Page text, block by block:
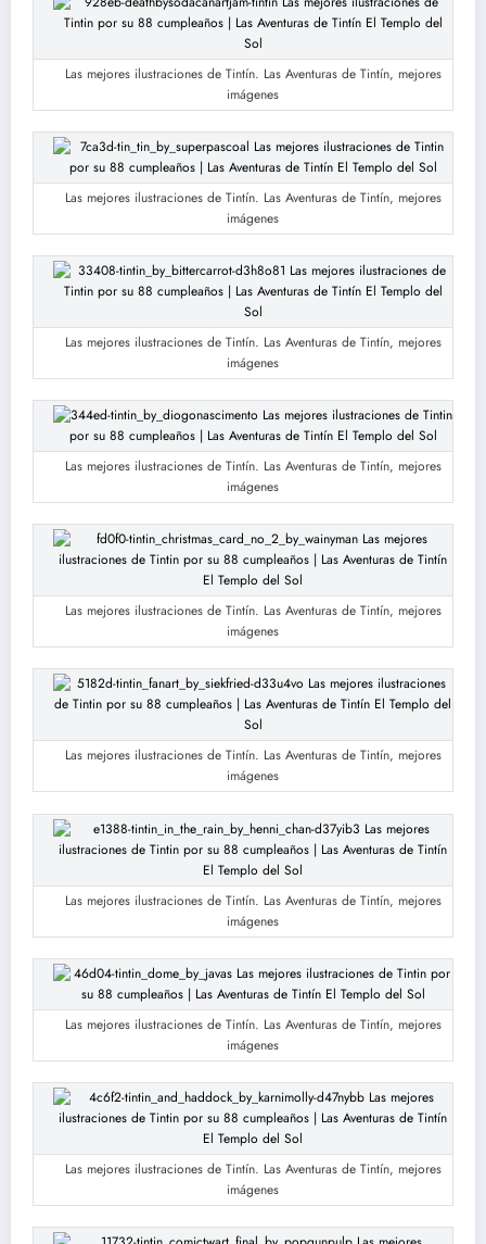
Las mejores ilustraciones de Tintín. Las Aventuras de Tintín, mejores
imágenes
Las mejores ilustraciones de Tintín. Las Aventuras de Tintín, mejores
imágenes
Las mejores ilustraciones de Tintín. Las Aventuras de Tintín, mejores
imágenes
Las mejores ilustraciones de Tintín. Las Aventuras de Tintín, mejores
imágenes
Las mejores ilustraciones de Tintín. Las Aventuras de Tintín, mejores
imágenes
Las mejores ilustraciones de Tintín. Las Aventuras de Tintín, mejores
imágenes
Las mejores ilustraciones de Tintín. Las Aventuras de Tintín, mejores
imágenes
Las mejores ilustraciones de Tintín. Las Aventuras de Tintín, mejores
imágenes
Las mejores ilustraciones de Tintín. Las Aventuras de Tintín, mejores
imágenes